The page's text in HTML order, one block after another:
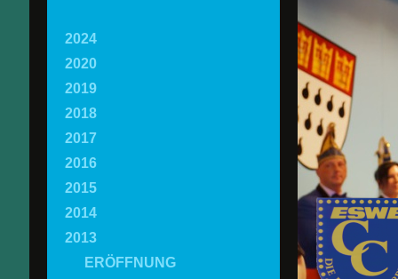
2024
2020
2019
2018
2017
2016
2015
2014
2013
ERÖFFNUNG